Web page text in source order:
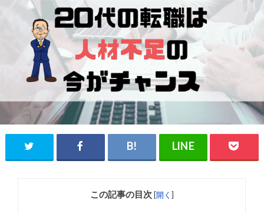
この記事の目次 [開く ]